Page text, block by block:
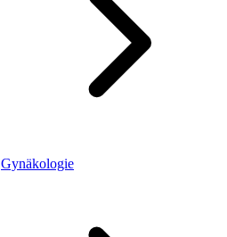
Gynäkologie